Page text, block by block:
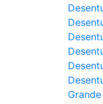
Grande